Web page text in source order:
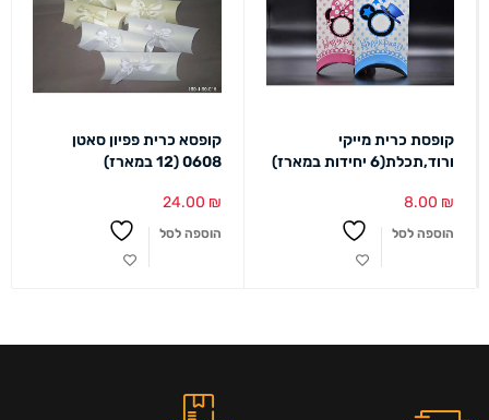
קופסת כרית מייקי
ורוד,תכלת(6 יחידות במארז)
8.00 ₪
הוספה לסל
קופסא כרית פפיון סאטן
0608 (12 במארז)
24.00 ₪
הוספה לסל